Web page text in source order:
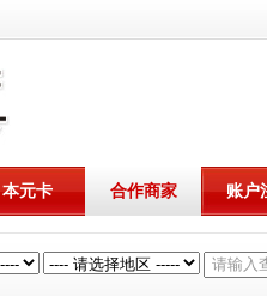
本元卡 合作商家 账户